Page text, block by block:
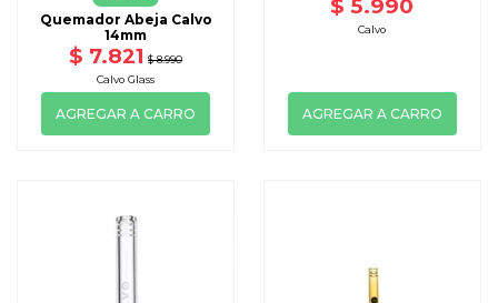
Quemador Abeja Calvo
14mm
$ 7.821 $ 8.990
Calvo Glass
AGREGAR A CARRO
$ 5.990
Calvo
AGREGAR A CARRO